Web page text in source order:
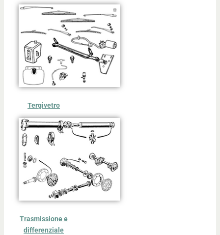
Tergivetro
Trasmissione e
differenziale